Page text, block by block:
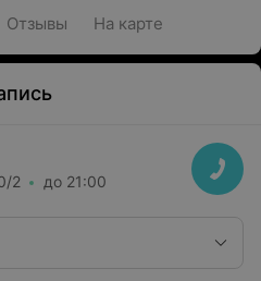
Отзывы На карте
2 до 21:00